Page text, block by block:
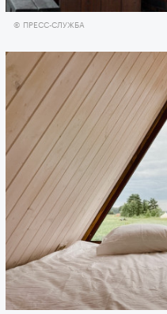
© ПРЕСС-СЛУЖБА